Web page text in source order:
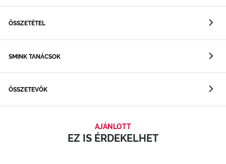
ÖSSZETÉTEL
SMINK TANÁCSOK
ÖSSZETEVŐK
AJÁNLOTT
EZ IS ÉRDEKELHET